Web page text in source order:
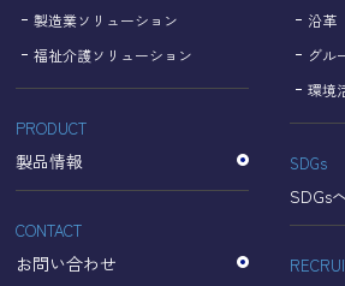
hl=ja
個人情報に関するお問い
名古屋理研電具株式会社
TEL：052-833-1248
製造業ソリューション
福祉介護ソリューション
PRODUCT
製品情報
CONTACT
お問い合わせ
沿革
グル
環境
SDGs
SDGs